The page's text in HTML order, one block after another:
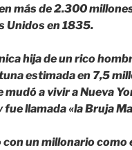
más de 2.300
Unidos en 1835.
hija de un rico
estimada en 7,5
mudó a vivir a Nueva
fue llamada «la Bruja
con un millonario